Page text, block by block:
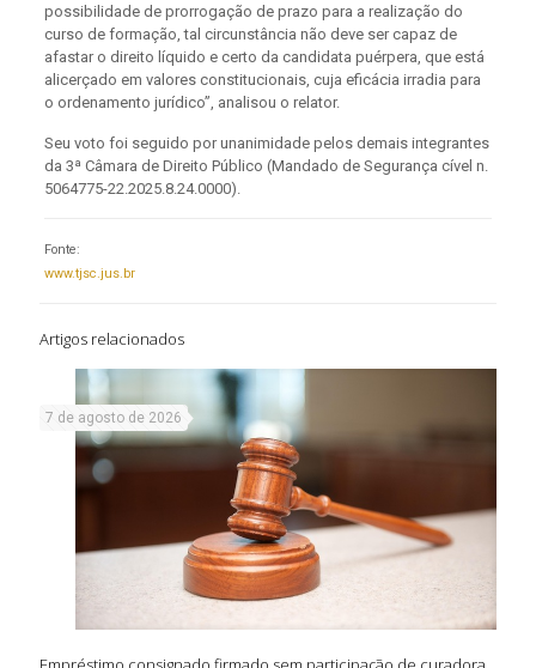
possibilidade de prorrogação de prazo para a realização do
curso de formação, tal circunstância não deve ser capaz de
afastar o direito líquido e certo da candidata puérpera, que está
alicerçado em valores constitucionais, cuja eficácia irradia para
o ordenamento jurídico”, analisou o relator.
Seu voto foi seguido por unanimidade pelos demais integrantes
da 3ª Câmara de Direito Público (Mandado de Segurança cível n.
5064775-22.2025.8.24.0000).
Fonte:
www.tjsc.jus.br
Artigos relacionados
7 de agosto de 2026